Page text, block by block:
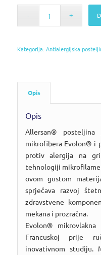
Kategorija: Antialergijska
Opis
Opis
Allersan®
mikrofibera Evolon® i
protiv alergija na
tehnologiji
ovom gustom
sprječava razvoj
zdravstvene
mekana i prozračna.
Evolon®
Francuskoj prije
inovativnom studiju.